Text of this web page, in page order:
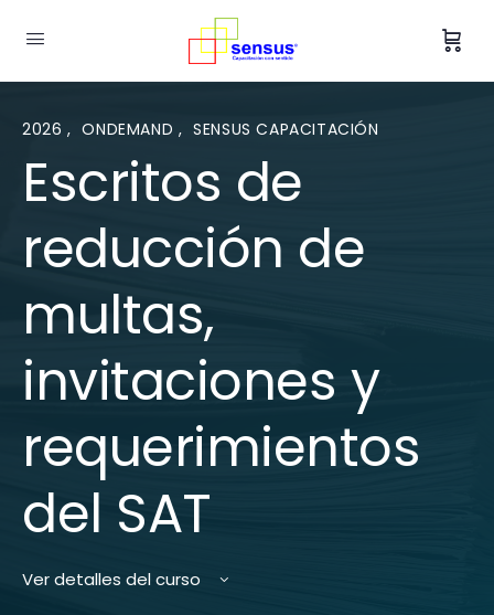
2026, ONDEMAND , SENSUS CAPACITACIÓN
Escritos de
reducción de
multas,
invitaciones y
requerimientos
del SAT
Ver detalles del curso